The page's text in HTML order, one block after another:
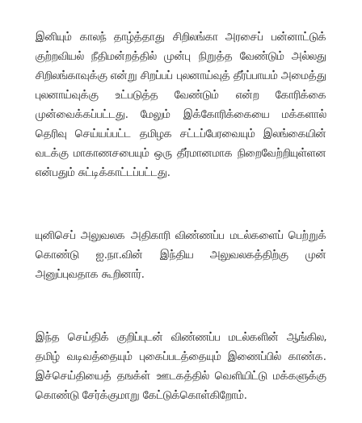
இனியும் காலந் தாழ்த்தாது சிறிலங்கா அரசைப் பன்னாட்டுக்
குற்றவியல் நீதிமன்றத்தில் முன்பு நிறுத்த வேண்டும் அல்லது
சிறிலங்காவுக்கு என்று சிறப்பப் புலனாய்வுத் தீர்ப்பாயம் அமைத்து
புலனாய்வுக்கு உட்படுத்த வேண்டும் என்ற கோரிக்கை
முன்வைக்கப்பட்டது. மேலும் இக்கோரிக்கையை மக்களால்
தெரிவு செய்யப்பட்ட தமிழக சட்டப்பேரவையும் இலங்கையின்
வடக்கு மாகாணசபையும் ஒரு தீர்மானமாக நிறைவேற்றியுள்ளன
என்பதும் சுட்டிக்காட்டப்பட்டது.
யுனிசெப் அலுவலக அதிகாரி விண்ணப்ப மடல்களைப் பெற்றுக்
கொண்டு ஐ.நா.வின் இந்திய அலுவலகத்திற்கு முன்
அனுப்புவதாக கூறினார்.
இந்த செய்திக் குறிப்புடன் விண்ணப்ப மடல்களின் ஆங்கில,
தமிழ் வடிவத்தையும் புகைப்படத்தையும் இணைப்பில் காண்க.
இச்செய்தியைத் தஙக்ள் ஊடகத்தில் வெளியிட்டு மக்களுக்கு
கொண்டு சேர்க்குமாறு கேட்டுக்கொள்கிறோம்.